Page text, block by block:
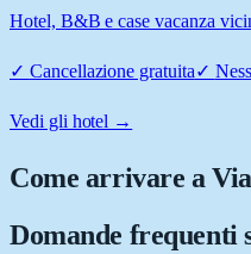
Hotel, B&B e case vacanza
✓ Cancellazione gratuita✓
Vedi gli hotel →
Come arrivare a
Domande frequenti